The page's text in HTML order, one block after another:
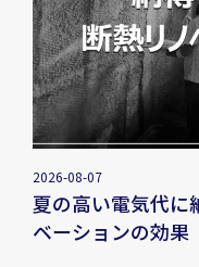
2026-08-07
夏の高い電気代に
ベーションの効果